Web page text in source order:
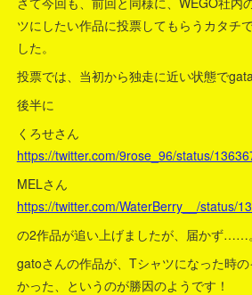
ツにしたい作品に投票してもらうカタチ
した。
投票では、当初から独走に近い状態で
後半に
くろせさん
https://twitter.com/9rose_96/status/
MELさん
https://twitter.com/WaterBerry__/status/
の2作品が追い上げましたが、届かず……。
gatoさんの作品が、Tシャツになった時
かった、というのが勝因のようです！